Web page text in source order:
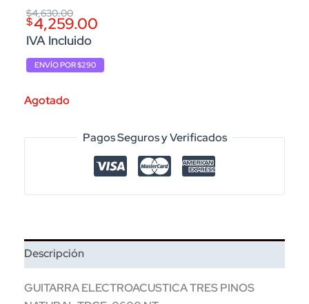
$4,630.00
Original
price
was:
$4,630.00.
$4,259.00
Current
price
is:
$4,259.00.
IVA Incluido
ENVÍO POR $290
Agotado
Pagos Seguros y Verificados
Descripción
GUITARRA ELECTROACUSTICA TRES PINOS